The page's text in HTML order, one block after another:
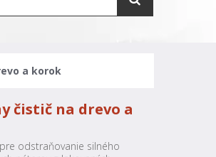
a korok
čistič na drevo a
odstraňovanie silného